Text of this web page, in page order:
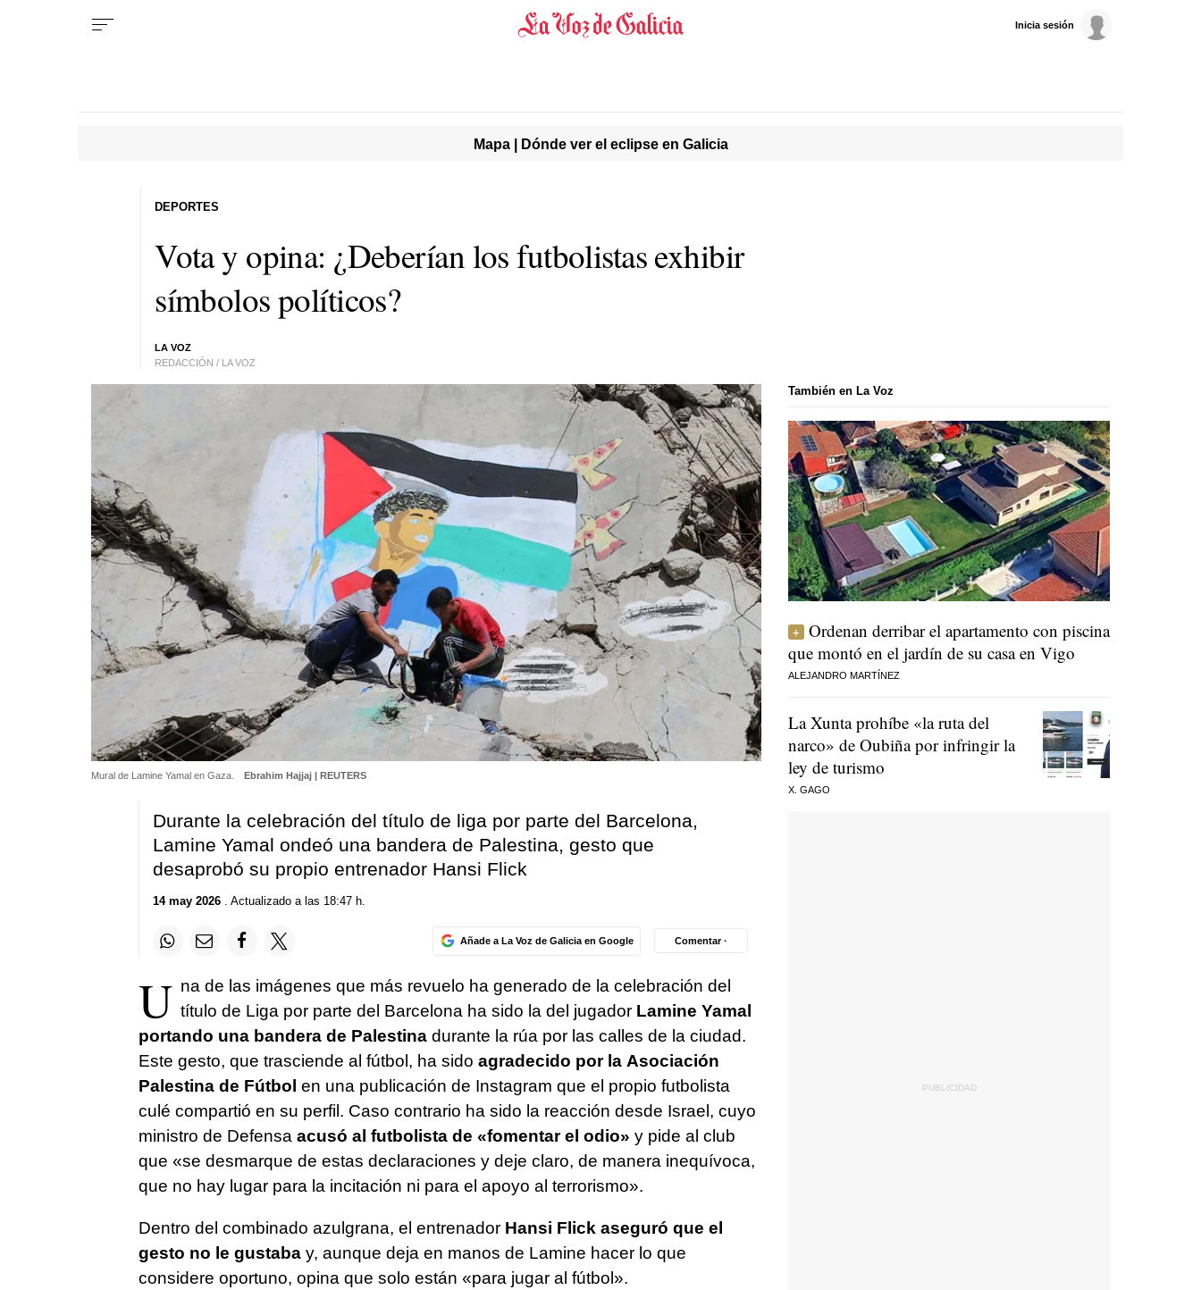
Inicia sesión
Mapa | Dónde ver el eclipse en Galicia
Vota y opina: ¿Deberían los futbolistas exhibir
símbolos políticos?
LA VOZ
REDACCIÓN / LA VOZ
DEPORTES
Mural de Lamine Yamal en Gaza. Ebrahim Hajjaj | REUTERS
Durante la celebración del título de liga por parte del Barcelona,
Lamine Yamal ondeó una bandera de Palestina, gesto que
desaprobó su propio entrenador Hansi Flick
14 may 2026. Actualizado a las 18:47 h.
Añade a La Voz de Galicia en Google Comentar ·
U na de las imágenes que más revuelo ha generado de la celebración del
título de Liga por parte del Barcelona ha sido la del jugadorLamine Yamal
portando una bandera de Palestinadurante la rúa por las calles de la ciudad.
Este gesto, que trasciende al fútbol, ha sido agradecido por la Asociación
Palestina de Fútbol en una publicación de Instagram que el propio futbolista
culé compartió en su perfil. Caso contrario ha sido la reacción desde Israel, cuyo
ministro de Defensa acusó al futbolista de «fomentar el odio» y pide al club
que «se desmarque de estas declaraciones y deje claro, de manera inequívoca,
que no hay lugar para la incitación ni para el apoyo al terrorismo».
Dentro del combinado azulgrana, el entrenadorHansi Flick aseguró que el
gesto no le gustabay, aunque deja en manos de Lamine hacer lo que
considere oportuno, opina que solo están «para jugar al fútbol».
También en La Voz
Ordenan derribar el apartamento con piscina
que montó en el jardín de su casa en Vigo
ALEJANDRO MARTÍNEZ
La Xunta prohíbe «la ruta del
narco» de Oubiña por infringir la
ley de turismo
X. GAGO